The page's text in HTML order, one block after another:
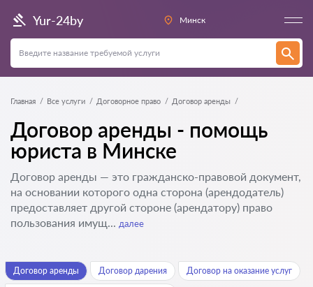
Yur-24by Минск
Главная Все услуги Договорное право Договор аренды
Договор аренды - помощь
юриста в Минске
Договор аренды — это гражданско-правовой документ,
на основании которого одна сторона (арендодатель)
предоставляет другой стороне (арендатору) право
пользования имущ... далее
Договор аренды Договор дарения Договор на оказание услуг